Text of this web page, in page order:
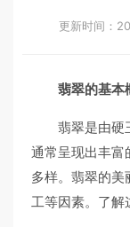
更新时间：
翡翠的基本
翡翠是由硬
通常呈现出丰富
多样。翡翠的
工等因素。了解